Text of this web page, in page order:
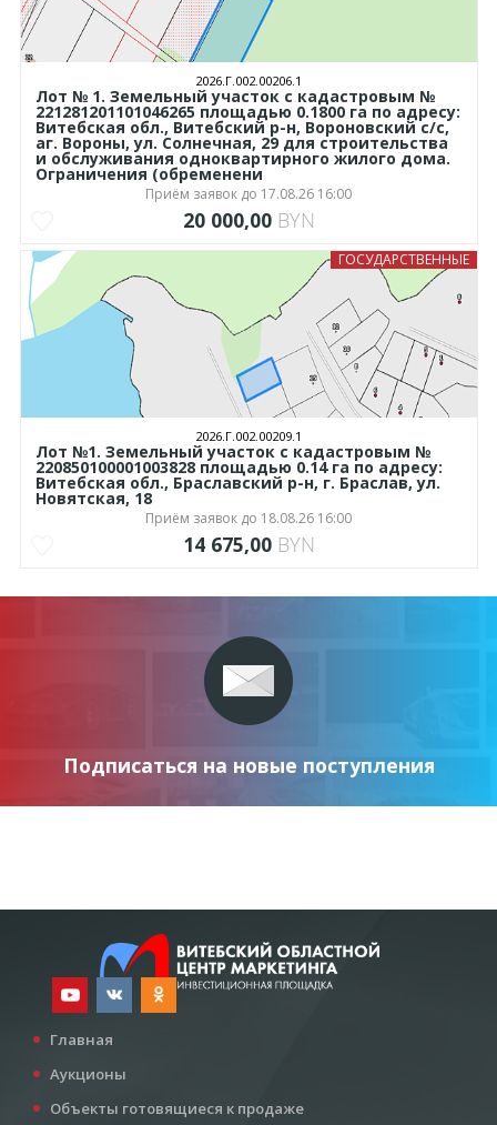
2026.Г.002.00206.1
Лот № 1. Земельный участок с кадастровым №
221281201101046265 площадью 0.1800 га по адресу:
Витебская обл., Витебский р-н, Вороновский с/с,
аг. Вороны, ул. Солнечная, 29 для строительства
и обслуживания одноквартирного жилого дома.
Ограничения (обременени
Приём заявок до 17.08.26 16:00
20 000,00 BYN
ГОСУДАРСТВЕННЫЕ
2026.Г.002.00209.1
Лот №1. Земельный участок с кадастровым №
220850100001003828 площадью 0.14 га по адресу:
Витебская обл., Браславский р-н, г. Браслав, ул.
Новятская, 18
Приём заявок до 18.08.26 16:00
14 675,00 BYN
Подписаться на новые поступления
Главная
Аукционы
Объекты готовящиеся к продаже